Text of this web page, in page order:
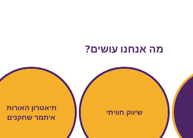
מה אנחנו עושים?
שיווק חוויתי
תיאטרון האורות
איתמר שחקנים